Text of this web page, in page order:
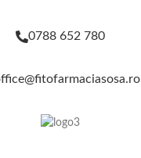
0788 652 780